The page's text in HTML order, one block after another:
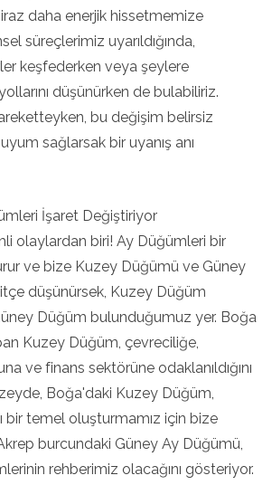
daha enerjik hissetmemize
süreçlerimiz uyarıldığında,
keşfederken veya şeylere
düşünürken de bulabiliriz.
bu değişim belirsiz
sağlarsak bir uyanış anı
İşaret Değiştiriyor
olaylardan biri! Ay Düğümleri bir
ve bize Kuzey Düğümü ve Güney
düşünürsek, Kuzey Düğüm
Düğüm bulunduğumuz yer. Boğa
Kuzey Düğüm, çevreciliğe,
ve finans sektörüne odaklanıldığını
Boğa'daki Kuzey Düğüm,
bir temel oluşturmamız için bize
burcundaki Güney Ay Düğümü,
rehberimiz olacağını gösteriyor.